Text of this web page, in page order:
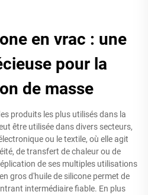
en vrac : une
pour la
de masse
produits les plus utilisés dans la
être utilisée dans divers secteurs,
ou le textile, où elle agit
de transfert de chaleur ou de
de ses multiples utilisations
gros d'huile de silicone permet de
intermédiaire fiable. En plus